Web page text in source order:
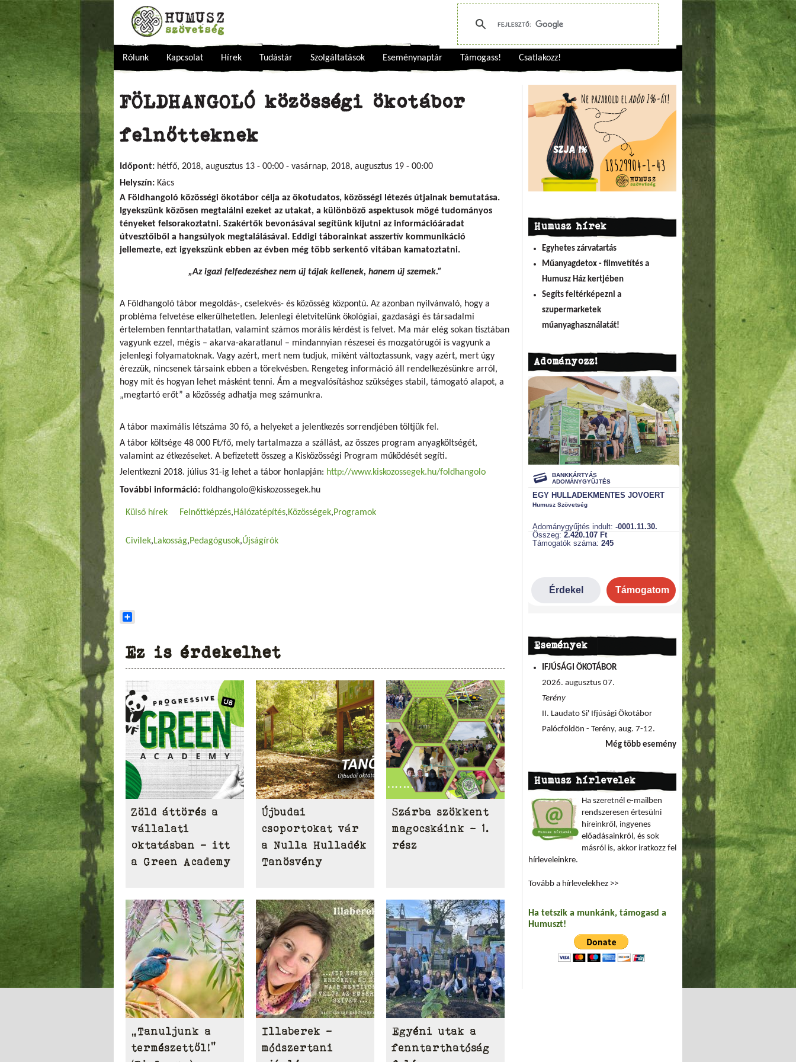
Rólunk Kapcsolat Hírek Tudástár Szolgáltatások Eseménynaptár Támogass! Csatlakozz!
FÖLDHANGOLÓ közösségi ökotábor
felnőtteknek
Időpont: hétfő, 2018, augusztus 13 - 00:00 - vasárnap, 2018, augusztus 19 - 00:00
Helyszín: Kács
A Földhangoló közösségi ökotábor célja az ökotudatos, közösségi létezés útjainak bemutatása.
Igyekszünk közösen megtalálni ezeket az utakat, a különböző aspektusok mögé tudományos
tényeket felsorakoztatni. Szakértők bevonásával segítünk kijutni az információáradat
útvesztőiből a hangsúlyok megtalálásával. Eddigi táborainkat asszertív kommunikáció
jellemezte, ezt igyekszünk ebben az évben még több serkentő vitában kamatoztatni.
„Az igazi felfedezéshez nem új tájak kellenek, hanem új szemek.”
A Földhangoló tábor megoldás-, cselekvés- és közösség központú. Az azonban nyilvánvaló, hogy a
probléma felvetése elkerülhetetlen. Jelenlegi életvitelünk ökológiai, gazdasági és társadalmi
értelemben fenntarthatatlan, valamint számos morális kérdést is felvet. Ma már elég sokan tisztában
vagyunk ezzel, mégis – akarva-akaratlanul – mindannyian részesei és mozgatórugói is vagyunk a
jelenlegi folyamatoknak. Vagy azért, mert nem tudjuk, miként változtassunk, vagy azért, mert úgy
érezzük, nincsenek társaink ebben a törekvésben. Rengeteg információ áll rendelkezésünkre arról,
hogy mit és hogyan lehet másként tenni. Ám a megvalósításhoz szükséges stabil, támogató alapot, a
„megtartó erőt” a közösség adhatja meg számunkra.
A tábor maximális létszáma 30 fő, a helyeket a jelentkezés sorrendjében töltjük fel.
A tábor költsége 48 000 Ft/fő, mely tartalmazza a szállást, az összes program anyagköltségét,
valamint az étkezéseket. A befizetett összeg a Kisközösségi Program működését segíti.
Jelentkezni 2018. július 31-ig lehet a tábor honlapján: http://www.kiskozossegek.hu/foldhangolo
További információ: foldhangolo@kiskozossegek.hu
Külső hírek Felnőttképzés Hálózatépítés Közösségek Programok
Civilek Lakosság Pedagógusok Újságírók
Ez is érdekelhet
Zöld áttörés a
vállalati
oktatásban – itt
a Green Academy
Újbudai
csoportokat vár
a Nulla Hulladék
Tanösvény
Szárba szökkent
magocskáink – 1.
rész
„Tanuljunk a
természettől!”
Illaberek -
módszertani
Egyéni utak a
fenntarthatóság
Humusz hírek
Egyhetes zárvatartás
Műanyagdetox - filmvetítés a
Humusz Ház kertjében
Segíts feltérképezni a
szupermarketek
műanyaghasználatát!
Adományozz!
Események
IFJÚSÁGI ÖKOTÁBOR
2026. augusztus 07.
Terény
II. Laudato Si' Ifjúsági Ökotábor
Palócföldön - Terény, aug. 7-12.
Még több esemény
Humusz hírlevelek
Ha szeretnél e-mailben
rendszeresen értesülni
híreinkről, ingyenes
előadásainkról, és sok
másról is, akkor iratkozz fel
hírleveleinkre.
Tovább a hírlevelekhez >>
Ha tetszik a munkánk, támogasd a
Humuszt!